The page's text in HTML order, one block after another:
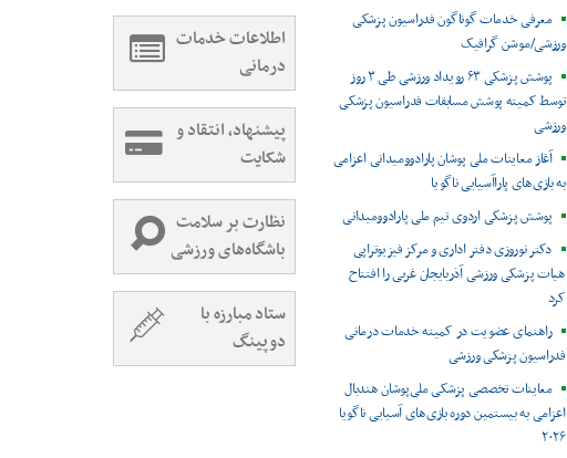
معرفی خدمات گوناگون فدراسیون پزشکی
ورزشی/موشن گرافیک
پوشش پزشکی ۶۳ رویداد ورزشی طی ۳ روز
توسط کمیته پوشش مسابقات فدراسیون پزشکی
ورزشی
آغاز معاینات ملی پوشان پارادوومیدانی اعزامی
به بازی‌های پاراآسیایی ناگویا
پوشش پزشکی اردوی تیم ملی پارادوومیدانی
دکتر نوروزی دفتر اداری و مرکز فیزیوتراپی
هیات پزشکی ورزشی آذربایجان غربی را افتتاح
کرد
راهنمای عضویت در کمیته خدمات درمانی
فدراسیون پزشکی ورزشی
معاینات تخصصی پزشکی ملی‌پوشان هندبال
اعزامی به بیستمین دوره بازی‌های آسیایی ناگویا
۲۰۲۶
اطلاعات خدمات
درمانی
پیشنهاد، انتقاد و
شکایت
نظارت بر سلامت
باشگاه‌های ورزشی
ستاد مبارزه با
دوپینگ